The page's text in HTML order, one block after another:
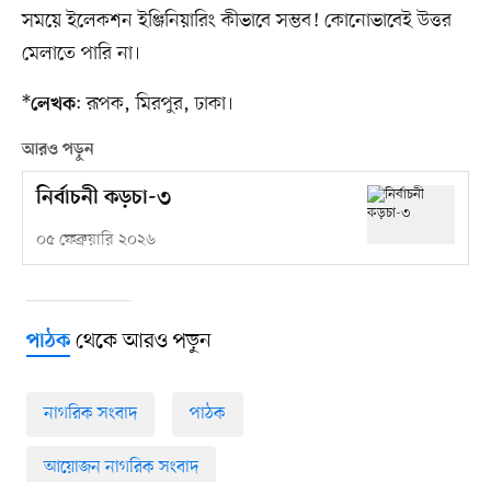
সময়ে ইলেকশন ইঞ্জিনিয়ারিং কীভাবে সম্ভব! কোনোভাবেই উত্তর
মেলাতে পারি না।
*লেখক: রূপক, মিরপুর, ঢাকা।
আরও পড়ুন
নির্বাচনী কড়চা-৩
০৫ ফেব্রুয়ারি ২০২৬
পাঠকথেকে আরও পড়ুন
নাগরিক সংবাদ পাঠক
আয়োজন নাগরিক সংবাদ